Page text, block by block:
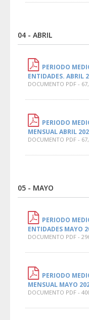
04 - ABRIL
PERIODO
ENTIDADES. ABRIL
DOCUMENTO PDF -
PERIODO
MENSUAL ABRIL
DOCUMENTO PDF -
05 - MAYO
PERIODO
ENTIDADES MAYO
DOCUMENTO PDF -
PERIODO
MENSUAL MAYO
DOCUMENTO PDF -